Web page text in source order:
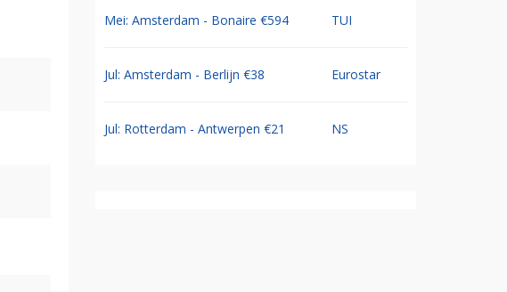
Mei: Amsterdam - Bonaire €594 TUI
Jul: Amsterdam - Berlijn €38 Eurostar
Jul: Rotterdam - Antwerpen €21 NS